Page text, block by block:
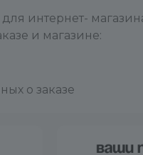
интернет-
и магазине:
о заказе